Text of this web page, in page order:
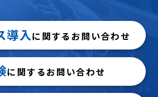
導入に関するお問い合わせ
に関するお問い合わせ